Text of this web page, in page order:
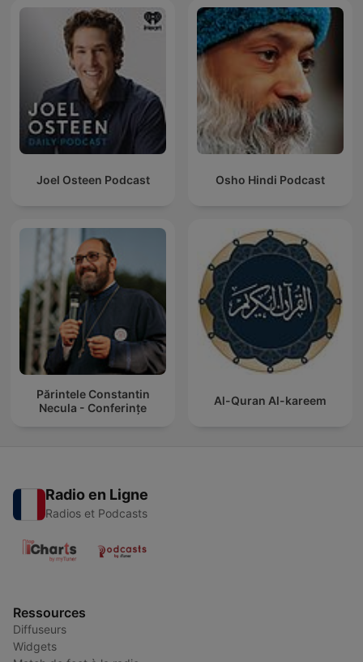
Joel Osteen Podcast Osho Hindi Podcast
Părintele Constantin
Necula - Conferințe
Al-Quran Al-kareem
Radio en Ligne
Radios et Podcasts
Ressources
Diffuseurs
Widgets